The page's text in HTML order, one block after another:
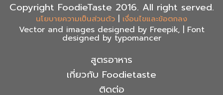
Copyright FoodieTaste 2016. All right served.
นโยบายความเป็นส่วนตัว | เงื่อนไขและข้อตกลง
Vector and images designed by Freepik, | Font
designed by typomancer
สูตรอาหาร
เกี่ยวกับ Foodietaste
ติดต่อ